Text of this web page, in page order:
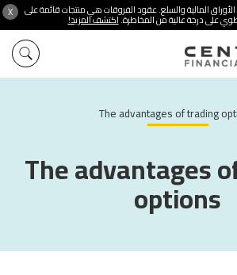
X المالية والسلع. عقود الفروقات هي منتجات قائمة على
على درجة عالية من المخاطرة.اكتشف المزيد!
The advantages of trading
The advantages
options